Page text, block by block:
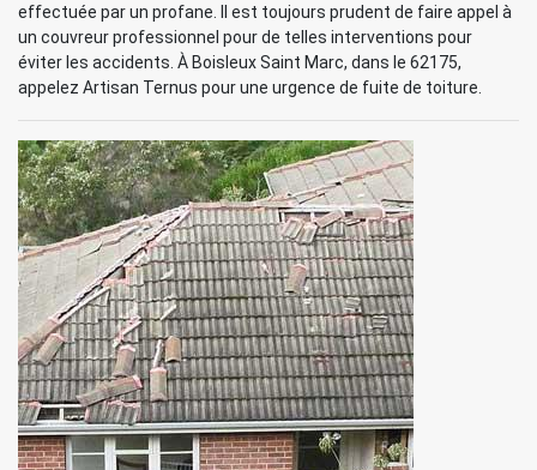
effectuée par un profane. Il est toujours prudent de faire appel à
un couvreur professionnel pour de telles interventions pour
éviter les accidents. À Boisleux Saint Marc, dans le 62175,
appelez Artisan Ternus pour une urgence de fuite de toiture.